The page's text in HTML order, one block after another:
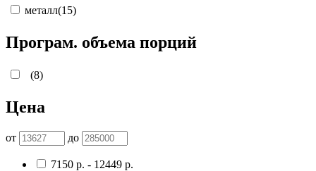
металл(15)
Програм. объема порций
(8)
Цена
от до
7150 р. - 12449 р.